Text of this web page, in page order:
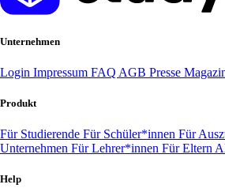
Unternehmen
Login Impressum FAQ AGB Presse
Produkt
Für Studierende Für Schüler*innen Für
Unternehmen Für Lehrer*innen Für Eltern
Help